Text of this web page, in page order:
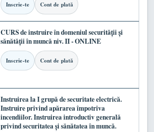
Inscrie-te Cont de plată
CURS de instruire în domeniul securității și
sănătății în muncă niv. II - ONLINE
Inscrie-te Cont de plată
Instruirea la I grupă de securitate electrică.
Instruire privind apărarea împotriva
incendiilor. Instruirea introductiv generală
privind securitatea și sănătatea în muncă.